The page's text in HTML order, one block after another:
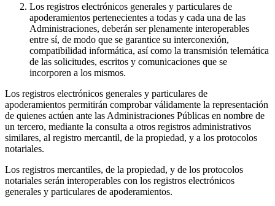
Los registros electrónicos generales y particulares de
apoderamientos pertenecientes a todas y cada una de las
Administraciones, deberán ser plenamente interoperables
entre sí, de modo que se garantice su interconexión,
compatibilidad informática, así como la transmisión telemática
de las solicitudes, escritos y comunicaciones que se
incorporen a los mismos.
Los registros electrónicos generales y particulares de
apoderamientos permitirán comprobar válidamente la representación
de quienes actúen ante las Administraciones Públicas en nombre de
un tercero, mediante la consulta a otros registros administrativos
similares, al registro mercantil, de la propiedad, y a los protocolos
notariales.
Los registros mercantiles, de la propiedad, y de los protocolos
notariales serán interoperables con los registros electrónicos
generales y particulares de apoderamientos.